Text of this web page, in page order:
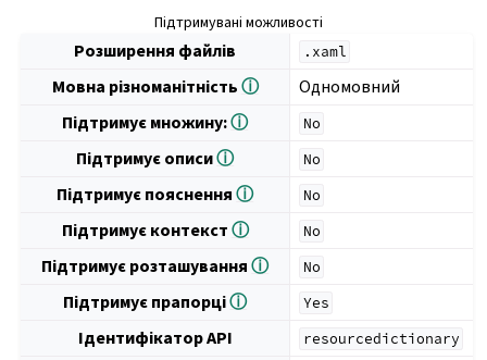
Підтримувані можливості
Розширення файлів .xaml
Мовна різноманітністьⓘ
Одномовний
Підтримує множину:ⓘ No
Підтримує описиⓘ No
Підтримує поясненняⓘ No
Підтримує контекстⓘ No
Підтримує розташуванняⓘ No
Підтримує прапорціⓘ Yes
Ідентифікатор API resourcedictionary